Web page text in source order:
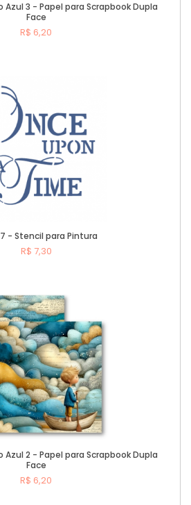
3 - Papel para Scrapbook Dupla
Face
R$ 6,20
- Stencil para Pintura
R$ 7,30
2 - Papel para Scrapbook Dupla
Face
R$ 6,20